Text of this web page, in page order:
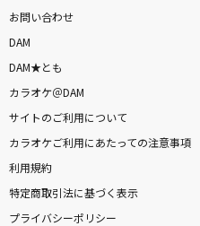
お問い合わせ
DAM
DAM★とも
カラオケ＠DAM
サイトのご利用について
カラオケご利用にあたっての注意事項
利用規約
特定商取引法に基づく表示
プライバシーポリシー